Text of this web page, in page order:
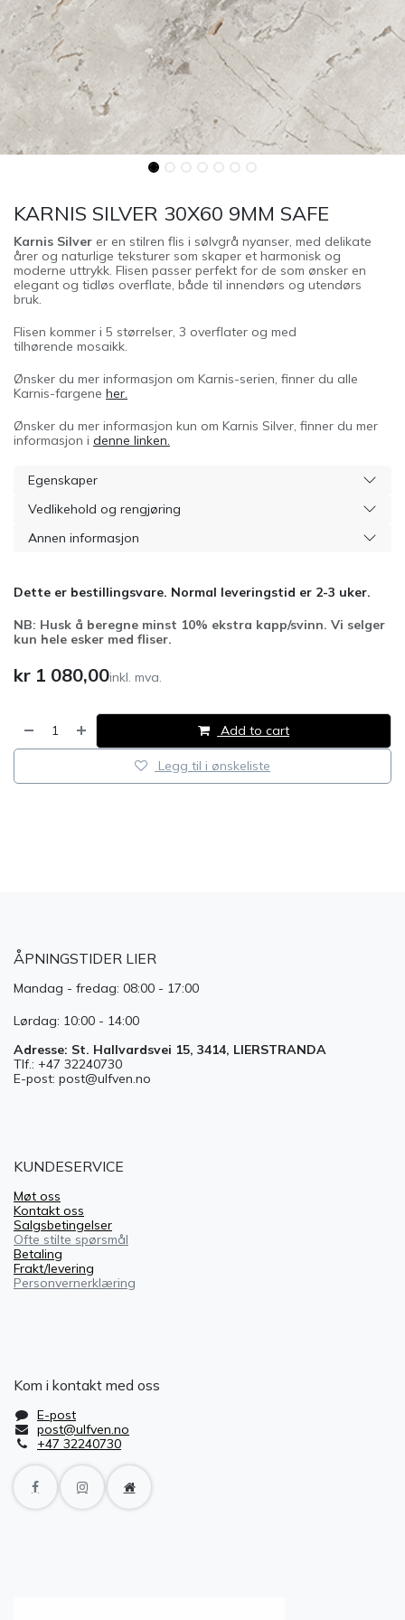
KARNIS SILVER 30X60 9MM SAFE
Karnis Silver er en stilren flis i sølvgrå nyanser, med delikate
årer og naturlige teksturer som skaper et harmonisk og
moderne uttrykk. Flisen passer perfekt for de som ønsker en
elegant og tidløs overflate, både til innendørs og utendørs
bruk.
Flisen kommer i 5 størrelser, 3 overflater og med
tilhørende mosaikk.
Ønsker du mer informasjon om Karnis-serien, finner du alle
Karnis-fargene her.
Ønsker du mer informasjon kun om Karnis Silver, finner du mer
informasjon i denne linken.
Egenskaper
Vedlikehold og rengjøring
Annen informasjon
Dette er bestillingsvare. Normal leveringstid er 2-3 uker.
NB: Husk å beregne minst 10% ekstra kapp/svinn. Vi selger
kun hele esker med fliser.
kr 1 080,00inkl. mva.
Add to cart
Legg til i ønskeliste
ÅPNINGSTIDER LIER
Mandag - fredag: 08:00 - 17:00
Lørdag: 10:00 - 14:00
Adresse: St. Hallvardsvei 15, 3414, LIERSTRANDA
Tlf.: +47 32240730
E-post: post@ulfven.no
KUNDESERVICE
Møt oss
Kontakt oss
Salgsbetingelser
Ofte stilte spørsmål
Betaling
Frakt/levering
Personvernerklæring
Kom i kontakt med oss
E-post
post@ulfven.no
+47 32240730